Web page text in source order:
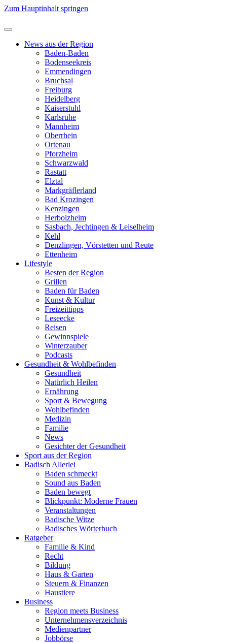
Zum Hauptinhalt springen
News aus der Region
Baden-Baden
Bodenseekreis
Emmendingen
Bruchsal
Freiburg
Heidelberg
Kaiserstuhl
Karlsruhe
Mannheim
Oberrhein
Ortenau
Pforzheim
Schwarzwald
Rastatt
Elztal
Markgräflerland
Bad Krozingen
Kenzingen
Herbolzheim
Sasbach, Jechtingen & Leiselheim
Kehl
Denzlingen, Vörstetten und Reute
Ettenheim
Lifestyle
Besten der Region
Grillen
Baden für Baden
Kunst & Kultur
Freizeittipps
Leseecke
Reisen
Gewinnspiele
Winterzauber
Podcasts
Gesundheit & Wohlbefinden
Gesundheit
Natürlich Heilen
Ernährung
Sport & Bewegung
Wohlbefinden
Medizin
Familie
News
Gesichter der Gesundheit
Sport aus der Region
Badisch Allerlei
Baden schmeckt
Sound aus Baden
Baden bewegt
Blickpunkt: Moderne Frauen
Veranstaltungen
Badische Witze
Badisches Wörterbuch
Ratgeber
Familie & Kind
Recht
Bildung
Haus & Garten
Steuern & Finanzen
Haustiere
Business
Region meets Business
Unternehmensverzeichnis
Medienpartner
Jobbörse